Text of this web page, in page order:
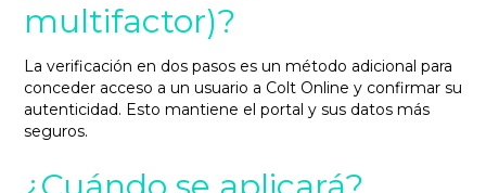
multifactor)?
La verificación en dos pasos es un método adicional para
conceder acceso a un usuario a Colt Online y confirmar su
autenticidad. Esto mantiene el portal y sus datos más
seguros.